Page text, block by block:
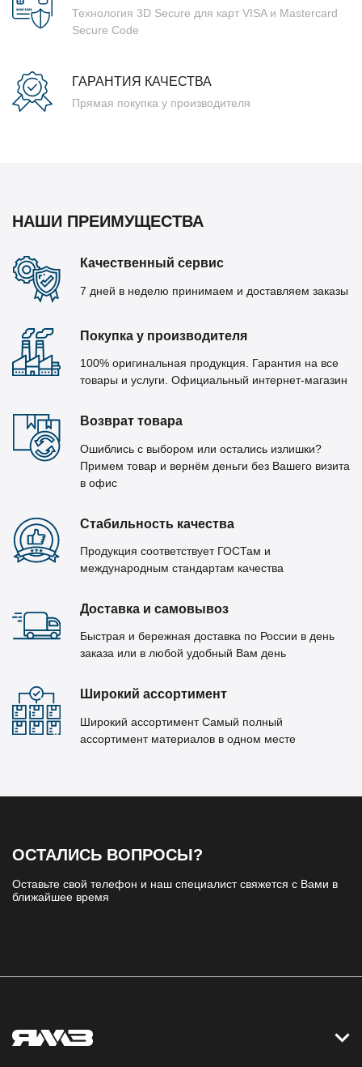
Технология 3D Secure для карт VISA и Mastercard
Secure Code
ГАРАНТИЯ КАЧЕСТВА
Прямая покупка у производителя
НАШИ ПРЕИМУЩЕСТВА
Качественный сервис
7 дней в неделю принимаем и доставляем заказы
Покупка у производителя
100% оригинальная продукция. Гарантия на все
товары и услуги. Официальный интернет-магазин
Возврат товара
Ошиблись с выбором или остались излишки?
Примем товар и вернём деньги без Вашего визита
в офис
Стабильность качества
Продукция соответствует ГОСТам и
международным стандартам качества
Доставка и самовывоз
Быстрая и бережная доставка по России в день
заказа или в любой удобный Вам день
Широкий ассортимент
Широкий ассортимент Самый полный
ассортимент материалов в одном месте
ОСТАЛИСЬ ВОПРОСЫ?
Оставьте свой телефон и наш специалист свяжется с Вами в
ближайшее время